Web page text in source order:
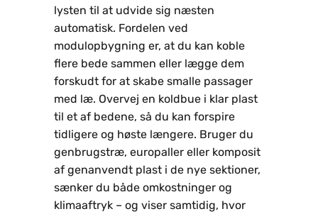
lysten til at udvide sig næsten
automatisk. Fordelen ved
modulopbygning er, at du kan koble
flere bede sammen eller lægge dem
forskudt for at skabe smalle passager
med læ. Overvej en koldbue i klar plast
til et af bedene, så du kan forspire
tidligere og høste længere. Bruger du
genbrugstræ, europaller eller komposit
af genanvendt plast i de nye sektioner,
sænker du både omkostninger og
klimaaftryk – og viser samtidig, hvor